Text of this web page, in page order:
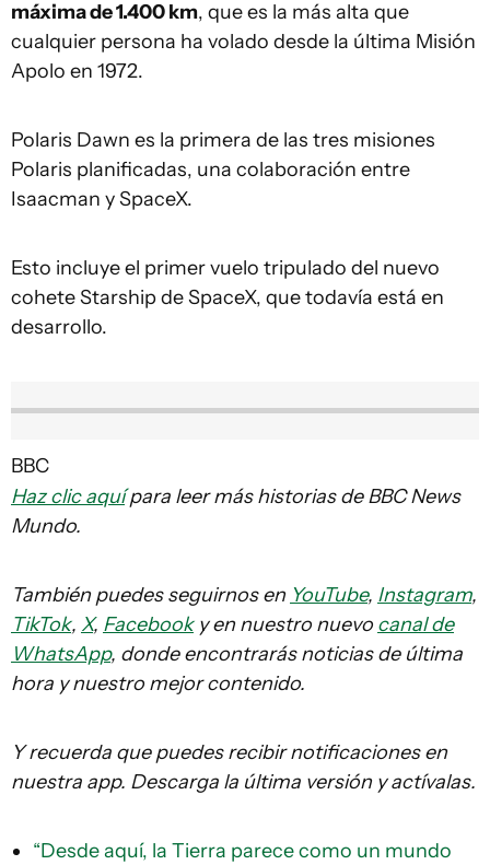
máxima de 1.400 km, que es la más alta que
cualquier persona ha volado desde la última Misión
Apolo en 1972.
Polaris Dawn es la primera de las tres misiones
Polaris planificadas, una colaboración entre
Isaacman y SpaceX.
Esto incluye el primer vuelo tripulado del nuevo
cohete Starship de SpaceX, que todavía está en
desarrollo.
BBC
Haz clic aquípara leer más historias de BBC News
Mundo.
También puedes seguirnos en YouTube, Instagram,
TikTok, X, Facebooky en nuestro nuevo canal de
WhatsApp, donde encontrarás noticias de última
hora y nuestro mejor contenido.
Y recuerda que puedes recibir notificaciones en
nuestra app. Descarga la última versión y actívalas.
“Desde aquí, la Tierra parece como un mundo